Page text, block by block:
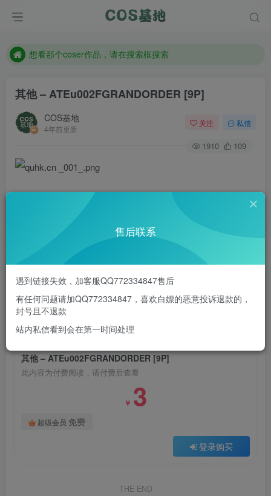
现在遇到数据丢失，售后QQ:772334847
想看那个coser作品，请在搜索框搜索
其他 – ATEu002FGRANDORDER [9P]
COS基地
4年前更新
关注 私信
1910 109
此处内容已隐藏，请付费后查看
其他 – ATEu002FGRANDORDER [9P]
此内容为付费阅读，请付费后查看
￥ 3
超级会员 免费
登录购买
THE END
售后联系
遇到链接失效，加客服QQ772334847售后
有任何问题请加QQ772334847，喜欢白嫖的恶意投诉退款的，
封号且不退款
站内私信看到会在第一时间处理